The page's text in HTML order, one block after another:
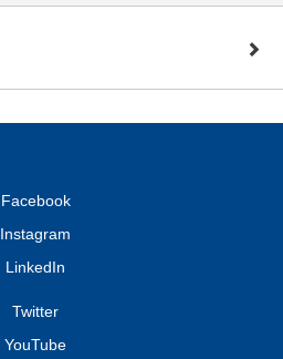
Facebook
Instagram
LinkedIn
Twitter
YouTube